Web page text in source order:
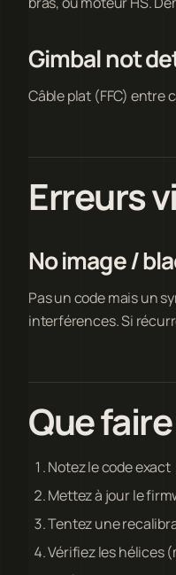
Gimbal not
Câble plat (FFC) entre
Erreurs
No image /
Pas un code mais un
interférences. Si
Que
Notez le code exact
Mettez à jour le
Tentez une
Vérifiez les hélices